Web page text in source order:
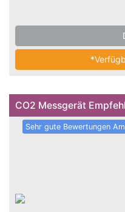
CO2 Messgerät
Sehr gute Bewertungen